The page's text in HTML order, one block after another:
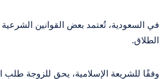
في السعودية، تُعتمد بعض القوانين
الطلاق.
وفقًا للشريعة الإسلامية، يحق للزوجة